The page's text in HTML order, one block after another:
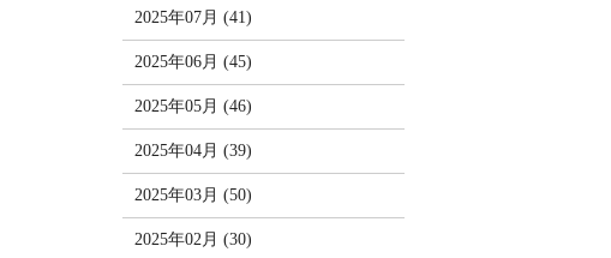
2025年07月 (41)
2025年06月 (45)
2025年05月 (46)
2025年04月 (39)
2025年03月 (50)
2025年02月 (30)